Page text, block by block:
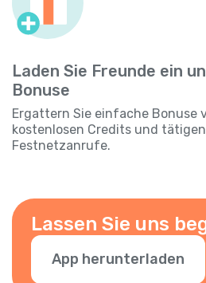
Laden Sie Freunde ein
Bonuse
Ergattern Sie einfache Bonuse
kostenlosen Credits und
Festnetzanrufe.
Lassen Sie uns
App herunterladen